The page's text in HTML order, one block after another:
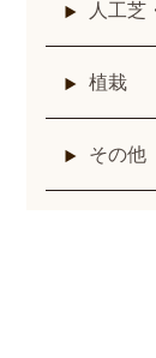
人工芝
植栽
その他